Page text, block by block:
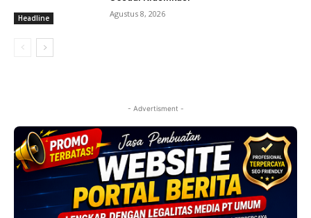
Headline Agustus 8, 2026
- Advertisment -